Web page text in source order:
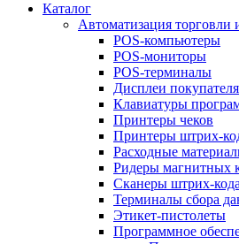
Каталог
Автоматизация торговли
POS-компьютеры
POS-мониторы
POS-терминалы
Дисплеи покупателя
Клавиатуры
Принтеры чеков
Принтеры штрих-
Расходные
Ридеры магнитных
Сканеры штрих-кода
Терминалы сбора
Этикет-пистолеты
Программное